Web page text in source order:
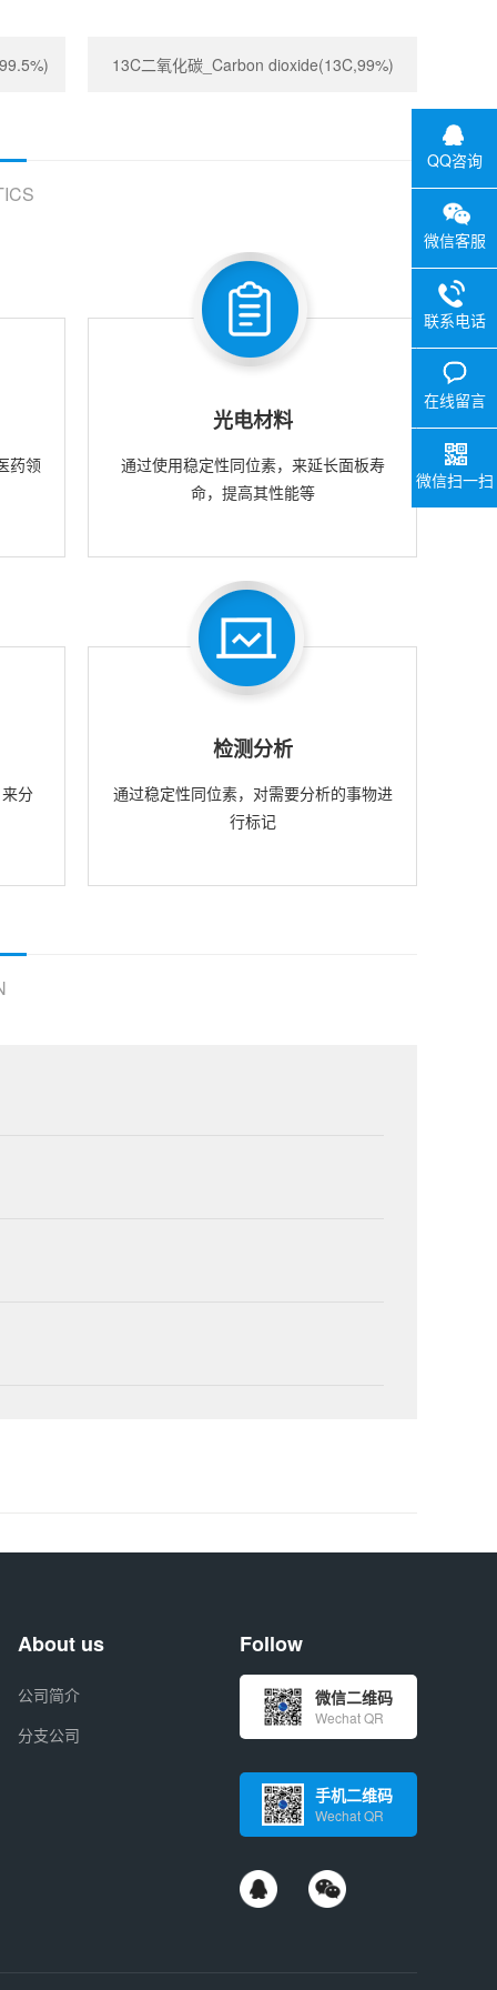
13C二氧化碳_Carbon dioxide(13C,99%)
药领
光电材料
通过使用稳定性同位素，来延长面板寿
命，提高其性能等
分
检测分析
通过稳定性同位素，对需要分析的事物进
行标记
About us
公司简介
分支公司
Follow
微信二维码
Wechat QR
手机二维码
Wechat QR
QQ咨询
微信客服
联系电话
在线留言
微信扫一扫